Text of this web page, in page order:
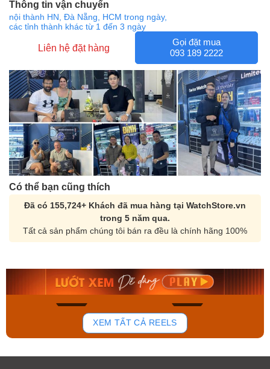
Thông tin vận chuyển
nội thành HN, Đà Nẵng, HCM trong ngày,
các tỉnh thành khác từ 1 đến 3 ngày
Liên hệ đặt hàng
Gọi đặt mua
093 189 2222
Có thể bạn cũng thích
Đã có 155,724+ Khách đã mua hàng tại WatchStore.vn
trong 5 năm qua.
Tất cả sản phẩm chúng tôi bán ra đều là chính hãng 100%
159
Orient Nam RA-
Mua ngay
Casio Nam MTS-
Mua ngay
XEM TẤT CẢ REELS